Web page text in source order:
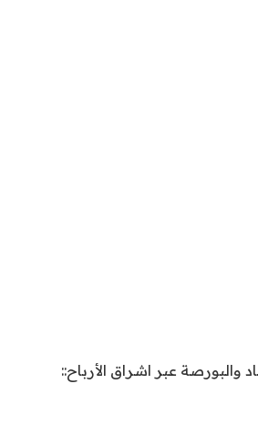
والبورصة عبر اشراق الأرباح::